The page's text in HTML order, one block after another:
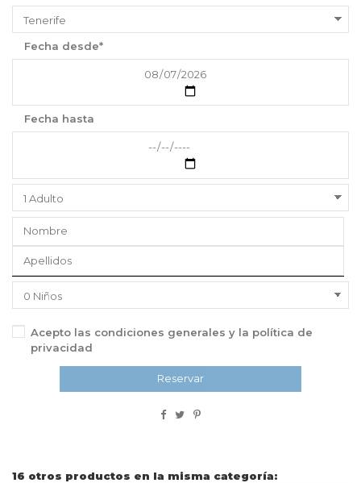
Fecha desde*
Fecha hasta
Acepto las condiciones generales y la política de
privacidad
16 otros productos en la misma categoría: